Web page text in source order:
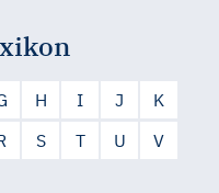
H I J
K
S T U
V